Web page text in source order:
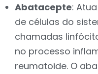
Abatacepte:
de células do
chamadas
no processo
reumatoide. O